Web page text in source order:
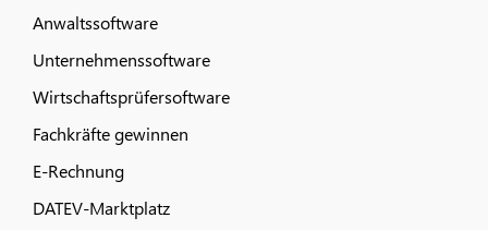
Anwaltssoftware
Unternehmenssoftware
Wirtschaftsprüfersoftware
Fachkräfte gewinnen
E-Rechnung
DATEV-Marktplatz